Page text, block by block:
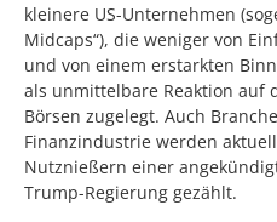
kleinere US-Unternehmen
Midcaps“), die weniger von
und von einem erstarkten
als unmittelbare Reaktion auf
Börsen zugelegt. Auch
Finanzindustrie werden
Nutznießern einer
Trump-Regierung gezählt.